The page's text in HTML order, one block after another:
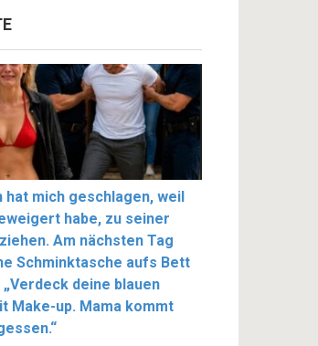
hat mich geschlagen, weil
habe, zu seiner
Am nächsten Tag
Schminktasche aufs Bett
deine blauen
Make-up. Mama kommt